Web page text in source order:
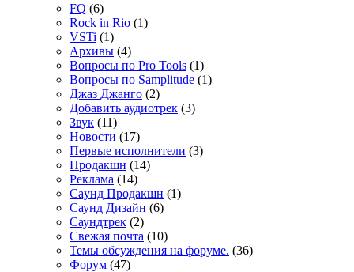
FQ (6)
Rock in Rio (1)
VSTi (1)
Архивы (4)
Вопросы по Pro Tools (1)
Вопросы по Samplitude (1)
Джаз Джанго (2)
Добавить аудиотрек (3)
Звук (11)
Новости (17)
Первые исполнители (3)
Продакшн (14)
Реклама (14)
Сayнд Пpoдaкшн (1)
Саунд Дизайн (6)
Саундтрек (2)
Свежая почта (10)
Темы обсуждения на форуме. (36)
Форум (47)